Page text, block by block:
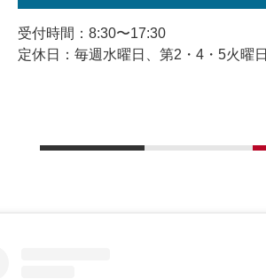
受付時間：8:30〜17:30
定休日：毎週水曜日、第2・4・5火曜日